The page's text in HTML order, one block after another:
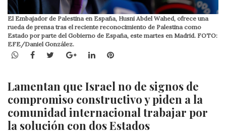
El Embajador de Palestina en España, Husni Abdel Wahed, ofrece una
rueda de prensa tras el reciente reconocimiento de Palestina como
Estado por parte del Gobierno de España, este martes en Madrid. FOTO:
EFE/Daniel González.
WhatsApp
Facebook
TwitterGoogle+LinkedInPinterest
Lamentan que Israel no de signos de
compromiso constructivo y piden a la
comunidad internacional trabajar por
la solución con dos Estados